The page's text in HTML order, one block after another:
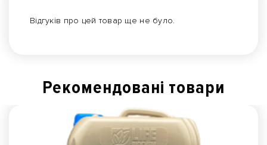
Відгуків про цей товар ще не було.
Рекомендованi товари